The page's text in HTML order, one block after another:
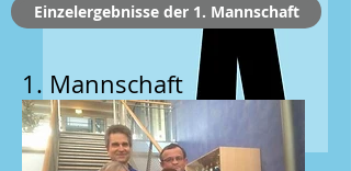
Einzelergebnisse der 1. Mannschaft
1. Mannschaft